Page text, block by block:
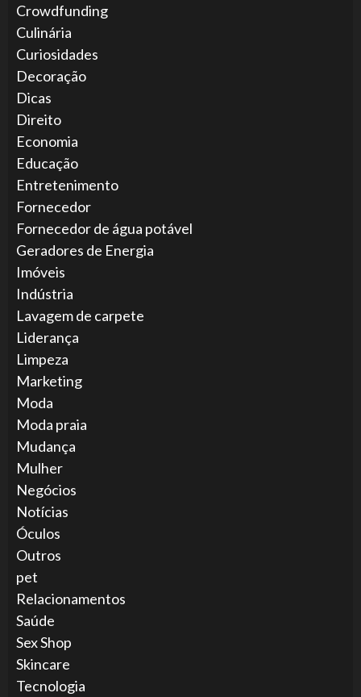
Crowdfunding
Culinária
Curiosidades
Decoração
Dicas
Direito
Economia
Educação
Entretenimento
Fornecedor
Fornecedor de água potável
Geradores de Energia
Imóveis
Indústria
Lavagem de carpete
Liderança
Limpeza
Marketing
Moda
Moda praia
Mudança
Mulher
Negócios
Notícias
Óculos
Outros
pet
Relacionamentos
Saúde
Sex Shop
Skincare
Tecnologia